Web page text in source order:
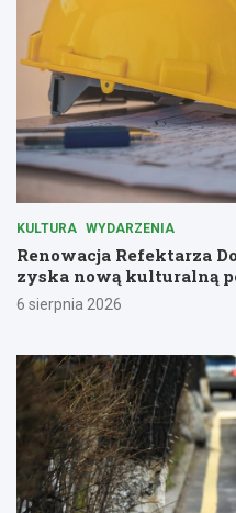
KULTURA WYDARZENIA
Renowacja Refektarza
zyska nową kulturalną
6 sierpnia 2026